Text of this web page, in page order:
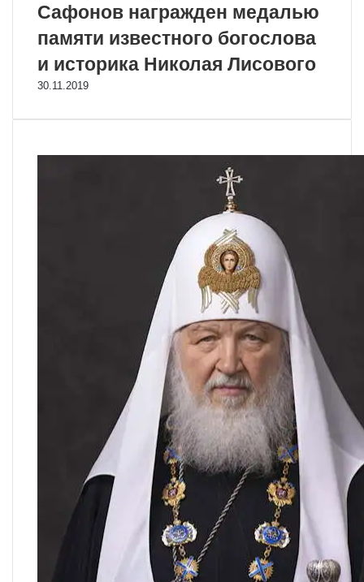
Сафонов награжден медалью
памяти известного богослова
и историка Николая Лисового
30.11.2019